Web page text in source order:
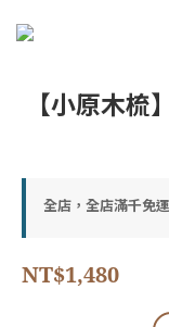
【小原木
全店，全店滿千免
NT$1,480